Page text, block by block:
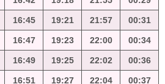
16:45 19:21 21:57 00:31
16:47 19:23 22:00 00:34
16:49 19:25 22:02 00:36
16:51 19:27 22:04 00:37